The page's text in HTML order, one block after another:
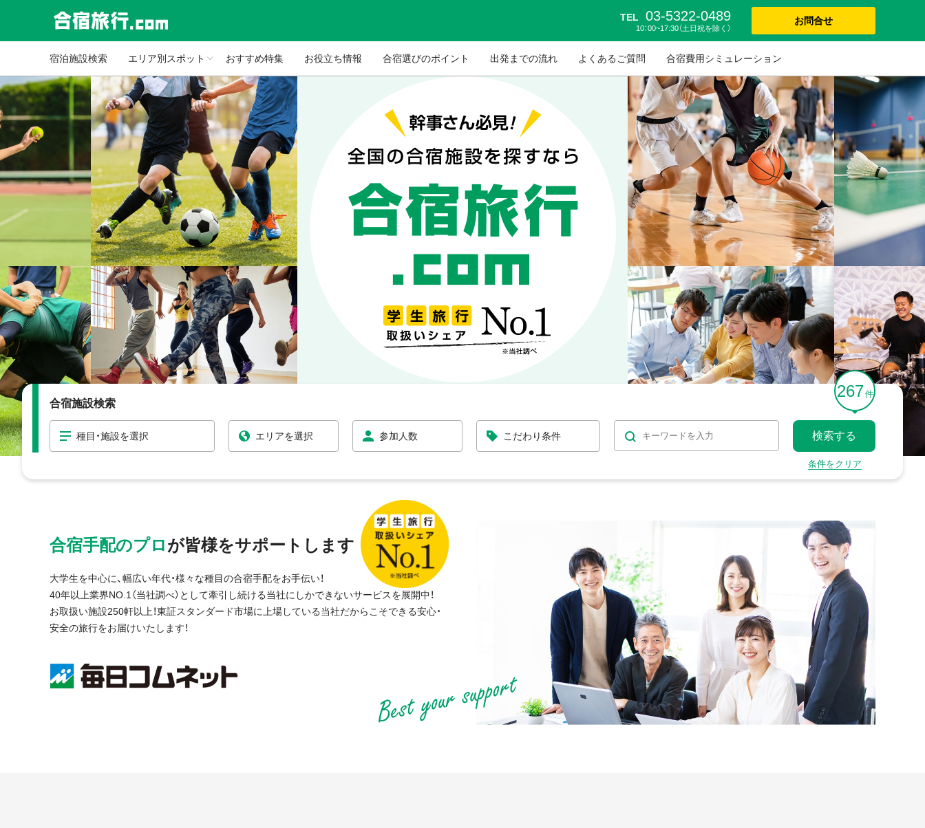
TEL 03-5322-0489
10：00~17:30（土日祝を除く）
お問合せ
宿泊施設検索 エリア別スポット おすすめ特集 お役立ち情報 合宿選びのポイント 出発までの流れ よくあるご質問 合宿費用シミュレーション
合宿施設検索
種目・施設を選択 エリアを選択 参加人数 こだわり条件
条件をクリア
267件
合宿手配のプロが皆様をサポートします
大学生を中心に、幅広い年代・様々な種目の合宿手配をお手伝い！
40年以上業界NO.1（当社調べ）として牽引し続ける当社にしかできないサービスを展開中！
お取扱い施設250軒以上！東証スタンダード市場に上場している当社だからこそできる安心・
安全の旅行をお届けいたします！